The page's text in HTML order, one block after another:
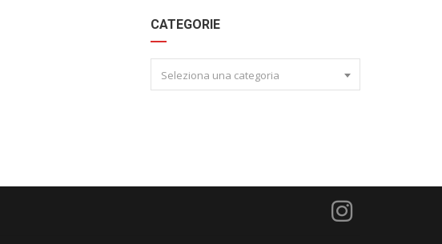
CATEGORIE
Seleziona una categoria